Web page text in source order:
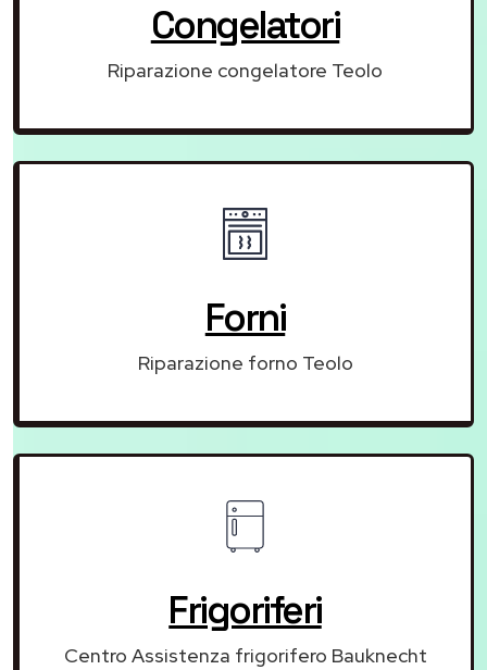
Congelatori
Riparazione congelatore Teolo
Forni
Riparazione forno Teolo
Frigoriferi
Centro Assistenza frigorifero Bauknecht